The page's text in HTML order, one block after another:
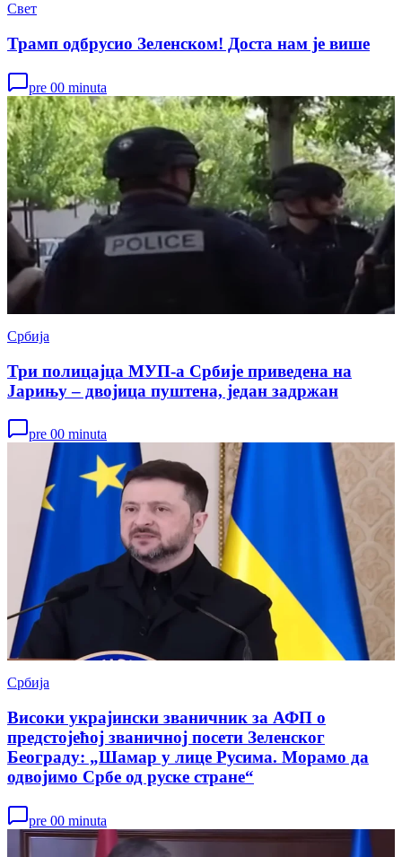
Свет
Трамп одбрусио Зеленском! Доста нам је више
pre 00 minuta
Србија
Три полицајца МУП-а Србије приведена на
Јарињу – двојица пуштена, један задржан
pre 00 minuta
Србија
Високи украјински званичник за АФП о
предстојећој званичној посети Зеленског
Београду: „Шамар у лице Русима. Морамо да
одвојимо Србе од руске стране“
pre 00 minuta